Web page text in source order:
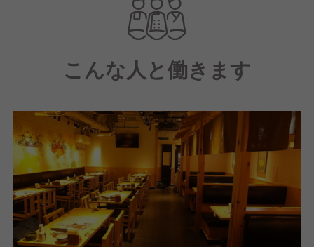
また、季節限定のコースもご用意しており、リーズナ
ブルな価格でお客様にご満足いただけるような環境作
りを心がけています！
こんな人と働きます